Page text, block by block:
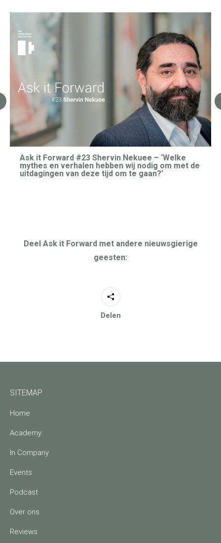
Ask it Forward #23 Shervin Nekuee – ‘Welke
mythes en verhalen hebben wij nodig om met de
uitdagingen van deze tijd om te gaan?’
Deel Ask it Forward met andere nieuwsgierige
geesten:
Delen
SITEMAP
Home
Academy
In Company
Events
Podcast
Over ons
Reviews